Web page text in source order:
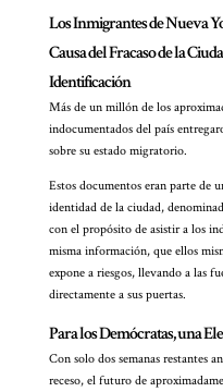
Los Inmigrantes de Nueva
Causa del Fracaso de la
Identificación
Más de un millón de los
indocumentados del país
sobre su estado migratorio.
Estos documentos eran parte de
identidad de la ciudad,
con el propósito de asistir a los
misma información, que ellos
expone a riesgos, llevando a las
directamente a sus puertas.
Para los Demócratas, una
Con solo dos semanas restantes
receso, el futuro de